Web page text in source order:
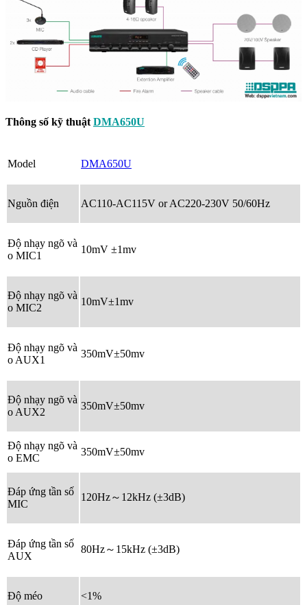
Thông số kỹ thuật DMA650U
Model DMA650U
Nguồn điện AC110-AC115V or AC220-230V 50/60Hz
Độ nhạy ngõ và
o MIC1
10mV ±1mv
Độ nhạy ngõ và
o MIC2
10mV±1mv
Độ nhạy ngõ và
o AUX1
350mV±50mv
Độ nhạy ngõ và
o AUX2
350mV±50mv
Độ nhạy ngõ và
o EMC
350mV±50mv
Đáp ứng tần số
MIC
120Hz～12kHz (±3dB)
Đáp ứng tần số
AUX
80Hz～15kHz (±3dB)
Độ méo <1%